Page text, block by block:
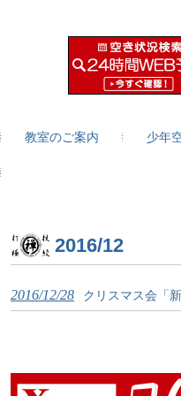
教室のご案内 少年
2016/12
2016/12/28 クリスマス会「